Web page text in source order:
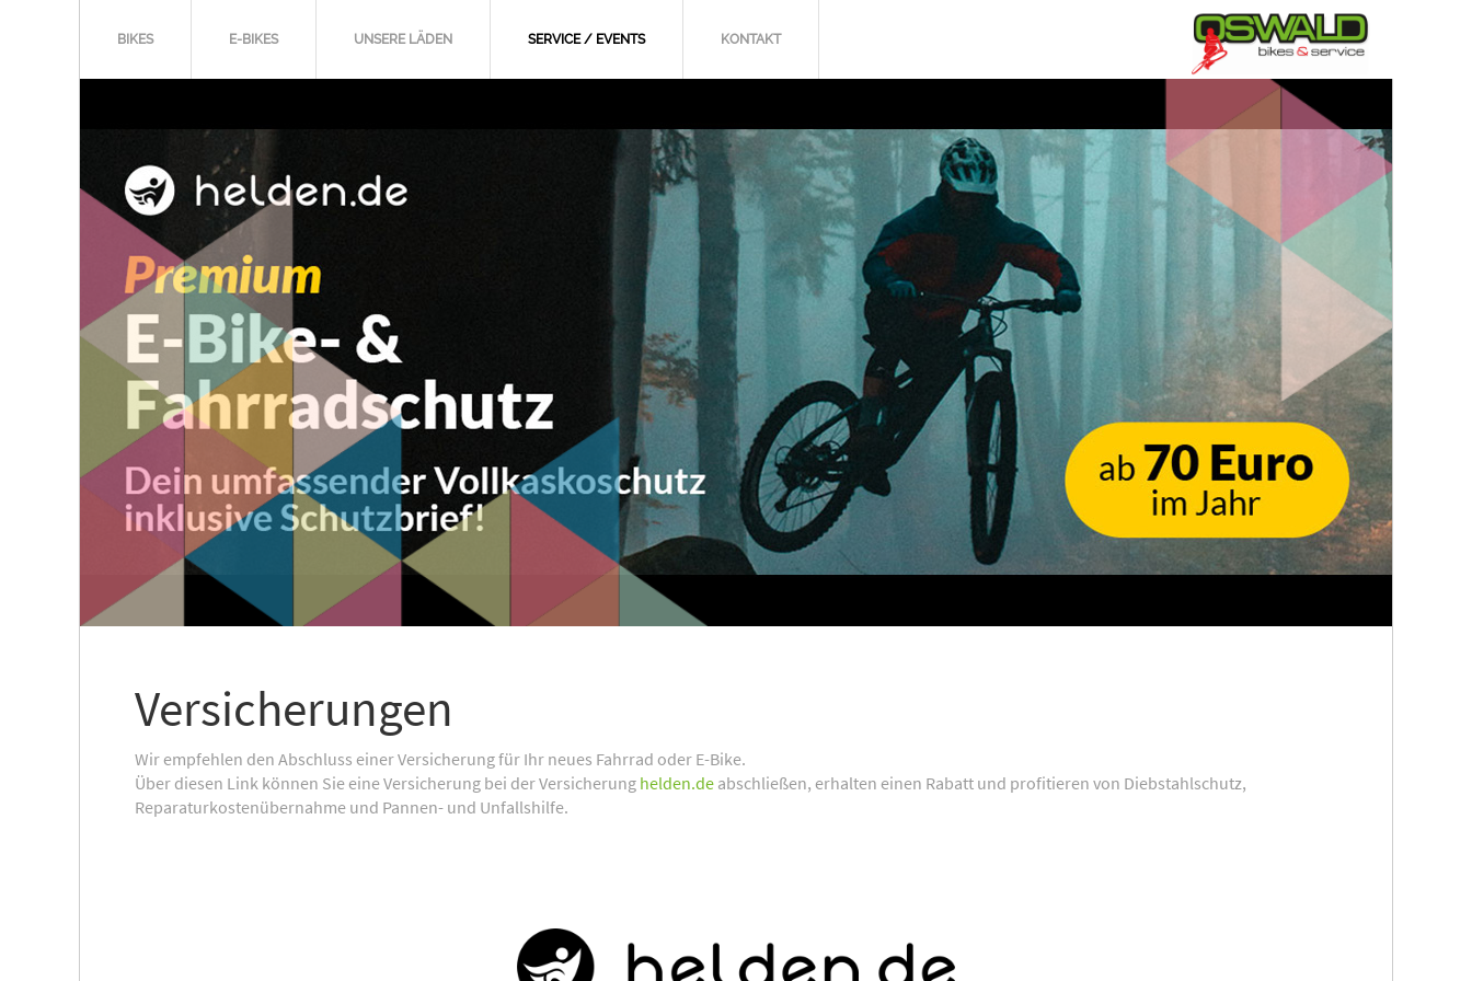
BIKES E-BIKES UNSERE LÄDEN SERVICE / EVENTS KONTAKT
Versicherungen
Wir empfehlen den Abschluss einer Versicherung für Ihr neues Fahrrad oder E-Bike.
Über diesen Link können Sie eine Versicherung bei der Versicherung helden.de abschließen, erhalten einen Rabatt und profitieren von Diebstahlschutz,
Reparaturkostenübernahme und Pannen- und Unfallshilfe.